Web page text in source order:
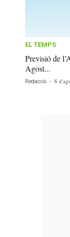
EL TEMPS
Previsió de
Agost...
Redacció - 8